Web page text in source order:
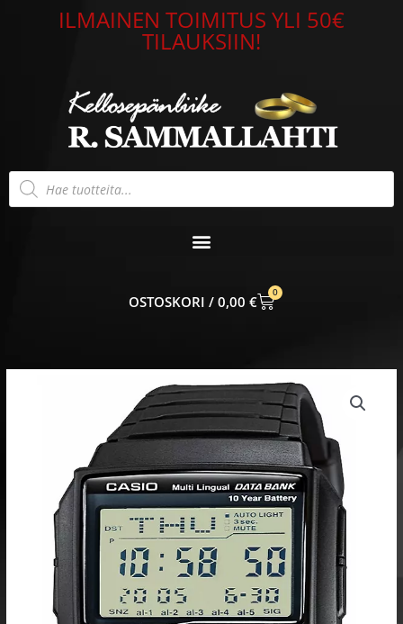
ILMAINEN TOIMITUS YLI 50€
TILAUKSIIN!
Products
search
0,00 €
0
CART